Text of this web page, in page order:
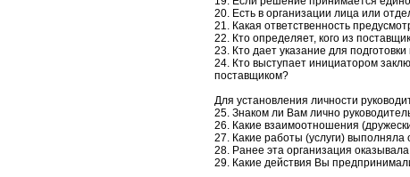
20. Есть в организации лица или
21. Какая ответственность
22. Кто определяет, кого из
23. Кто дает указание для
24. Кто выступает инициатором
поставщиком?
Для установления личности
25. Знаком ли Вам лично
26. Какие взаимоотношения
27. Какие работы (услуги) выполняла
28. Ранее эта организация
29. Какие действия Вы